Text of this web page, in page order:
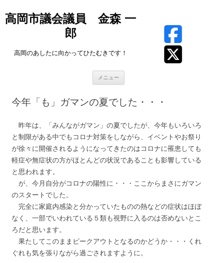
高岡市議会議員 金森 一
郎
高岡のあしたに向かってひたむきです！
メニュー
ツ
へ
キ
ッ
プ
今年「も」ガマンの夏でした・・・
昨年は、「みんながガマン」の夏でしたが、今年もいろいろ
と制限がある中でもコロナ対策をしながら、イベントやお祭り
が徐々に開催されるようになってきたのはコロナに罹患しても
軽症や無症状の方がほとんどの状況であることも影響している
と思われます。
が、今月自分がコロナの陽性に・・・ここからまさにガマン
のスタートでした。
完全に家庭内感染と分かっていたものの熱などの症状はほぼ
なく、一部でいわれている５類も視野に入るのは否めないとこ
ろだと思います。
果たしてこのままピークアウトとなるのかどうか・・・くれ
ぐれも気を張りながら過ごされますように。